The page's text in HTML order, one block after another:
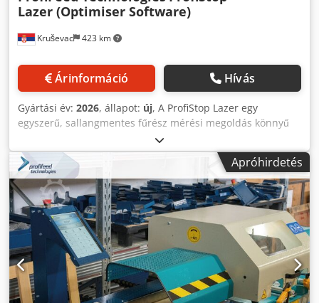
Kruševac 423 km
Lazer (Optimiser Software)
Árinformáció Hívás
Gyártási év: 2026, állapot: új, A ProfiStop Lazer egy
egyszerű, sallangmentes fűrész mérési megoldás könnyű
ipari alkalmazásokhoz. Nagy sebességű, nagy pontosságú
vágási gyártási vágás, vágás után, vágás után. • Gyors és
nagy pontosságú automatikus szervomotor vágásmérés •
Egyszerű használat és beállítás, kompatibilis a legtöbb
fűrésszel/fúróval • Könnyű teherbírás: 10-20 kg ajánlott
anyagsúly • Ideális alumíniumhoz, puhafához vagy könnyű
acélhoz • Automatizált és egyszerűsített munkakezelés •
Címkenyomtatás és vonalkód-/QR-kódos feladatok bevitele
(opcionális) • Jobb integráció az ERP rendszerbe
(opcionális) Választható hosszúságok: 1,5 m, 3 m, 4,5 m, 6
m, 7,5 m, 9 m. Kiválóan alkalmas: • Konyhák és szekrények
Apróhirdetés